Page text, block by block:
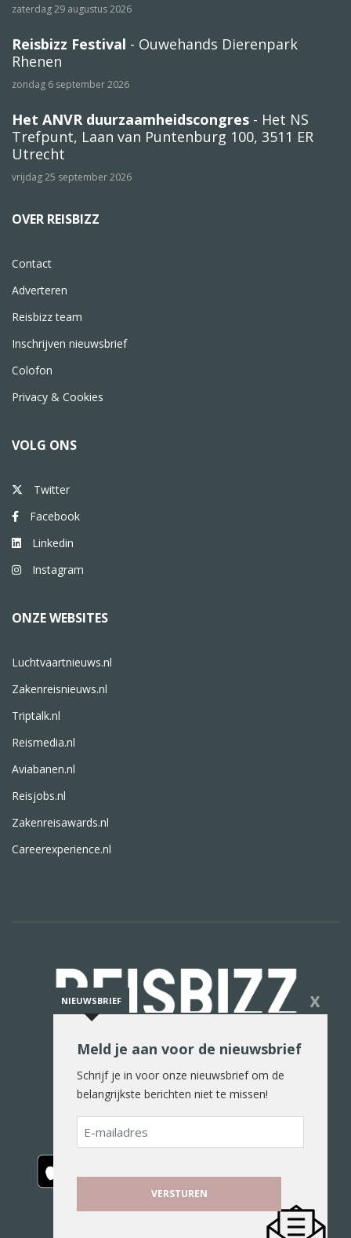
zaterdag 29 augustus 2026
Reisbizz Festival - Ouwehands Dierenpark
Rhenen
zondag 6 september 2026
Het ANVR duurzaamheidscongres - Het NS
Trefpunt, Laan van Puntenburg 100, 3511 ER
Utrecht
vrijdag 25 september 2026
OVER REISBIZZ
Contact
Adverteren
Reisbizz team
Inschrijven nieuwsbrief
Colofon
Privacy & Cookies
VOLG ONS
Twitter
Facebook
Linkedin
Instagram
ONZE WEBSITES
Luchtvaartnieuws.nl
Zakenreisnieuws.nl
Triptalk.nl
Reismedia.nl
Aviabanen.nl
Reisjobs.nl
Zakenreisawards.nl
Careerexperience.nl
De reiswereld in woord en beeld
NIEUWSBRIEF X
Meld je aan voor de nieuwsbrief
Schrijf je in voor onze nieuwsbrief om de
belangrijkste berichten niet te missen!
E-
mailadres